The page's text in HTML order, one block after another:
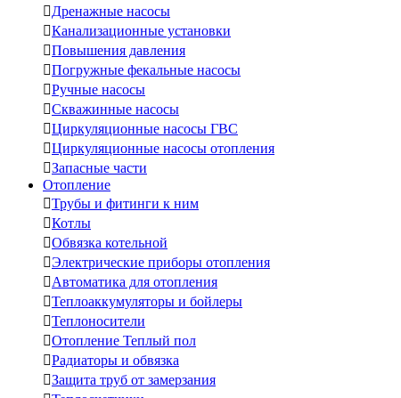
Дренажные насосы
Канализационные установки
Повышения давления
Погружные фекальные насосы
Ручные насосы
Скважинные насосы
Циркуляционные насосы ГВС
Циркуляционные насосы отопления
Запасные части
Отопление
Трубы и фитинги к ним
Котлы
Обвязка котельной
Электрические приборы отопления
Автоматика для отопления
Теплоаккумуляторы и бойлеры
Теплоносители
Отопление Теплый пол
Радиаторы и обвязка
Защита труб от замерзания